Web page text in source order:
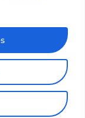
sujeta a
derechos
e Indústria